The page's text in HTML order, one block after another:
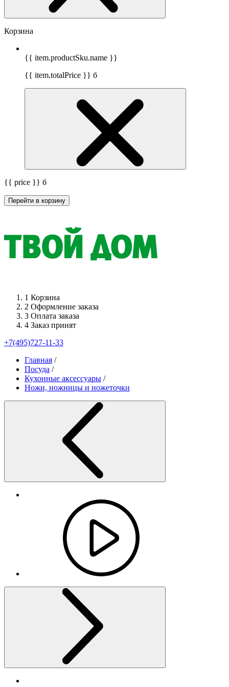
Корзина
{{ item.productSku.name }}
{{ item.totalPrice }} б
{{ price }} б
Перейти в корзину
1 Корзина
2 Оформление заказа
3 Оплата заказа
4 Заказ принят
+7(495)727-11-33
Главная /
Посуда /
Кухонные аксессуары /
Ножи, ножницы и ножеточки